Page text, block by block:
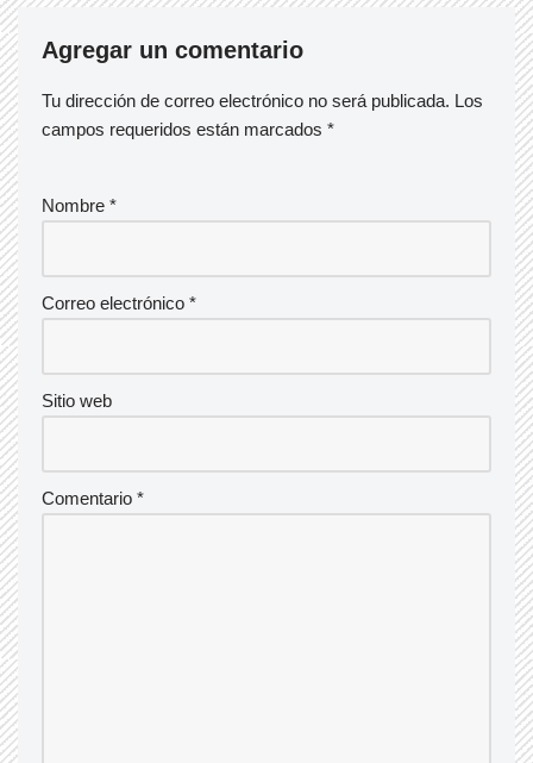
Agregar un comentario
Tu dirección de correo electrónico no será publicada. Los
campos requeridos están marcados *
Nombre *
Correo electrónico *
Sitio web
Comentario *